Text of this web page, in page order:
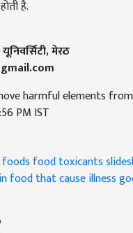
मेरठ
harmful elements
PM IST
food that cause illness